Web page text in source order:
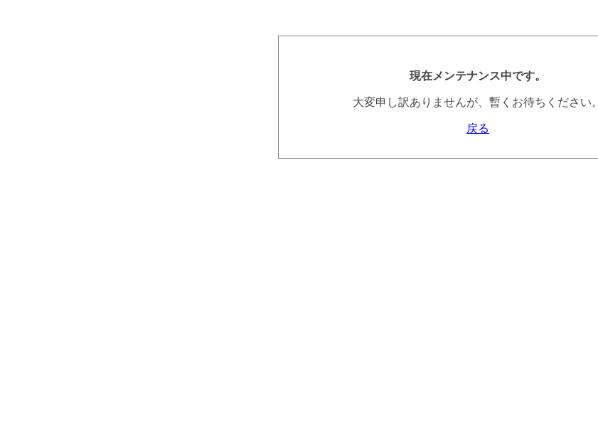
現在メンテナンス中です。
大変申し訳ありませんが、暫くお待ちください。
戻る